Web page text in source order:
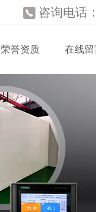
咨询电话：
荣誉资质 在线留